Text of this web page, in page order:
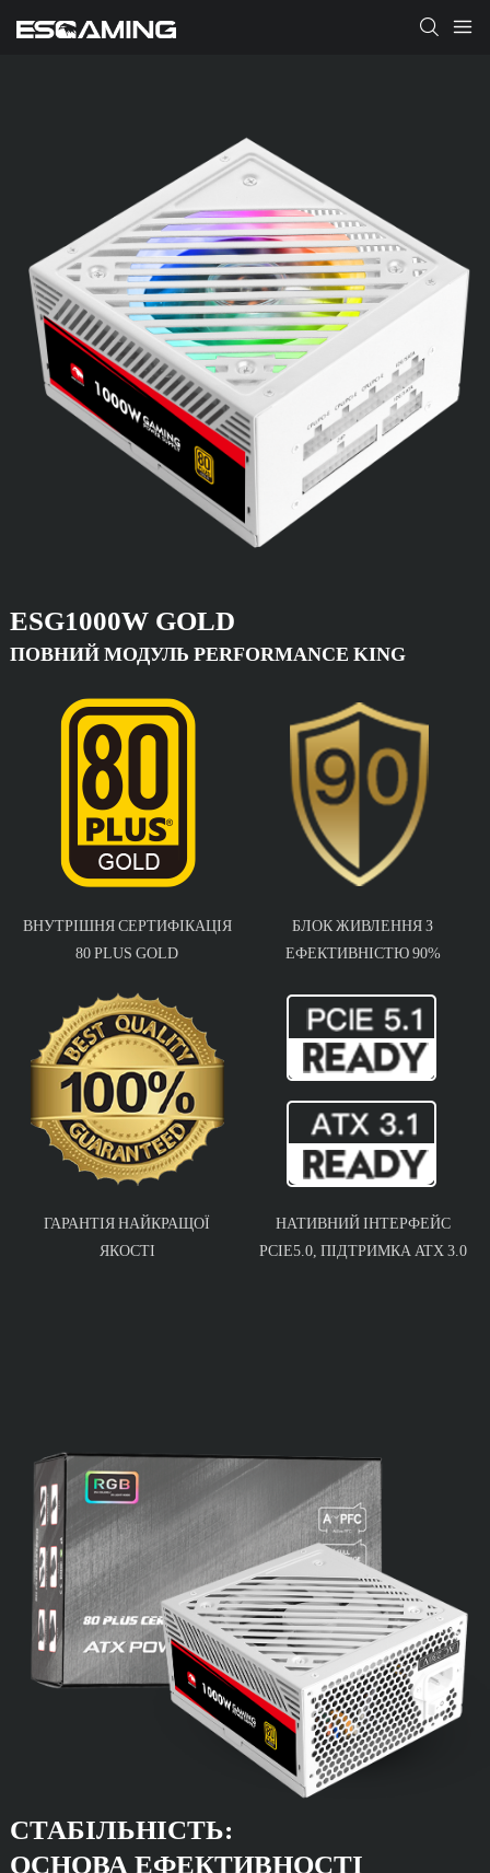
ESG1000W GOLD
ПОВНИЙ МОДУЛЬ PERFORMANCE KING
ВНУТРІШНЯ СЕРТИФІКАЦІЯ
80 PLUS GOLD
БЛОК ЖИВЛЕННЯ З
ЕФЕКТИВНІСТЮ 90%
ГАРАНТІЯ НАЙКРАЩОЇ
ЯКОСТІ
НАТИВНИЙ ІНТЕРФЕЙС
PCIE5.0, ПІДТРИМКА ATX 3.0
СТАБІЛЬНІСТЬ:
ОСНОВА ЕФЕКТИВНОСТІ